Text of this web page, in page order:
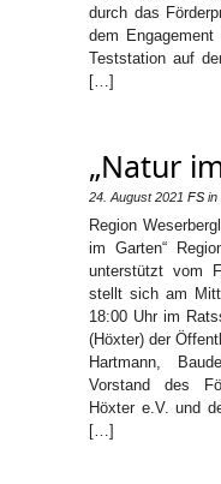
durch das
dem Engagement
Teststation auf
[…]
„Natur
24. August 2021 FS in
Region
im Garten“
unterstützt vom
stellt sich am
18:00 Uhr im
(Höxter) der
Hartmann,
Vorstand des
Höxter e.V. und
[…]